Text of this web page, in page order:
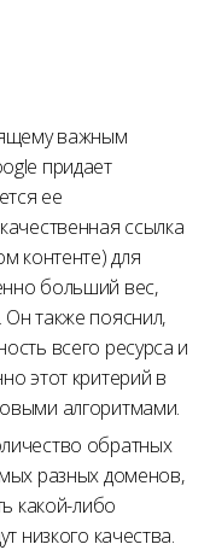
важным
придает
ее
ссылка
контенте) для
больший вес,
также пояснил,
всего ресурса и
этот критерий в
алгоритмами.
обратных
разных доменов,
какой-либо
низкого качества.